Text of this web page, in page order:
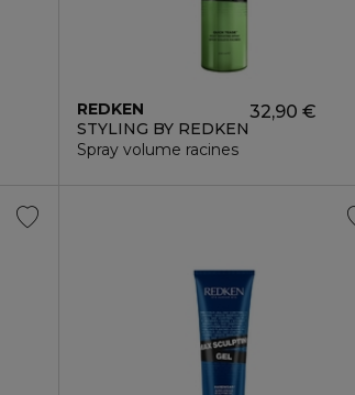
REDKEN
STYLING BY REDKEN
Spray volume racines
32,90 €